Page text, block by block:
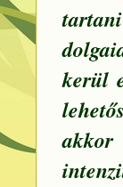
kerül
akkor